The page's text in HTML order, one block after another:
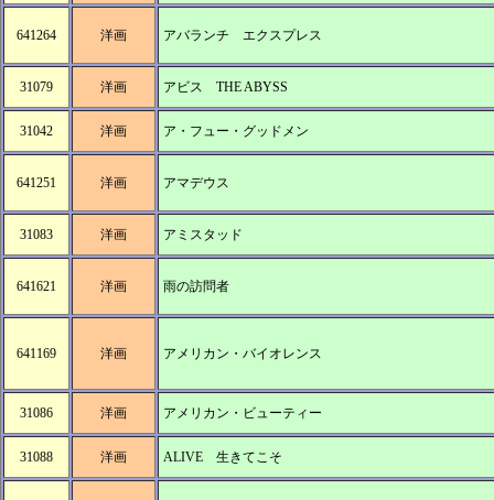
641264 洋画 アバランチ エクスプレス
31079 洋画 アビス THE ABYSS
31042 洋画 ア・フュー・グッドメン
641251 洋画 アマデウス
31083 洋画 アミスタッド
641621 洋画 雨の訪問者
641169 洋画 アメリカン・バイオレンス
31086 洋画 アメリカン・ビューティー
31088 洋画 ALIVE 生きてこそ